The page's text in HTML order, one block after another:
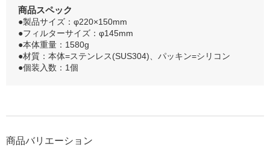
商品スペック
●製品サイズ：φ220×150mm
●フィルターサイズ：φ145mm
●本体重量：1580g
●材質：本体=ステンレス(SUS304)、パッキン=シリコン
●個装入数：1個
商品バリエーション